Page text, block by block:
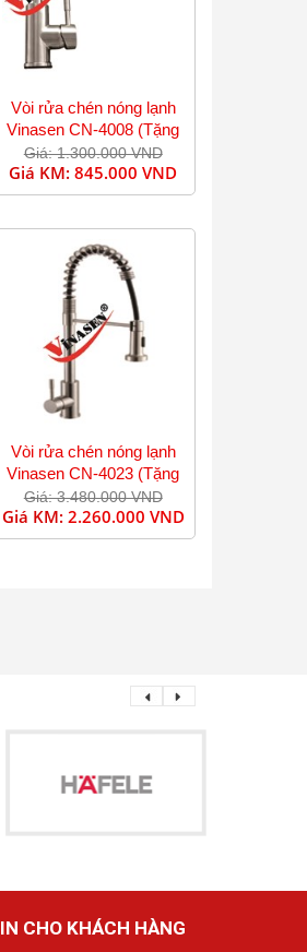
Vòi rửa chén nóng lạnh
Vinasen CN-4008 (Tặng
dây cấp)
Giá: 1.300.000 VND
Giá KM:845.000 VND
Vòi rửa chén nóng lạnh
Vinasen CN-4023 (Tặng
dây cấp)
Giá: 3.480.000 VND
Giá KM: 2.260.000 VND
CHO KHÁCH HÀNG